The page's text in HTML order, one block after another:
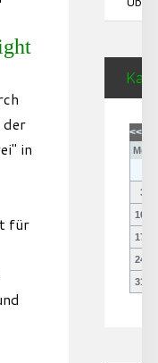
der
in
für
<<
Mo
3
10
17
24
31